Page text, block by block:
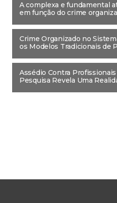
A complexa e fundamental
em função do crime
Crime Organizado no
os Modelos Tradicionais de
Assédio Contra
Pesquisa Revela Uma